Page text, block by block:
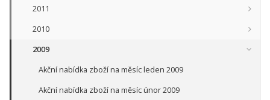
2011
2010
2009
Akční nabídka zboží na měsíc leden 2009
Akční nabídka zboží na měsíc únor 2009